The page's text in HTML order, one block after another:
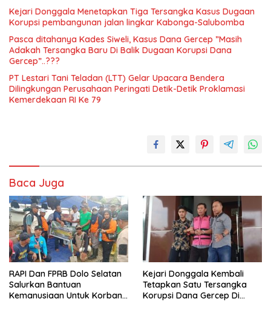
Kejari Donggala Menetapkan Tiga Tersangka Kasus Dugaan
Korupsi pembangunan jalan lingkar Kabonga-Salubomba
Pasca ditahanya Kades Siweli, Kasus Dana Gercep ”Masih
Adakah Tersangka Baru Di Balik Dugaan Korupsi Dana
Gercep”..???
PT Lestari Tani Teladan (LTT) Gelar Upacara Bendera
Dilingkungan Perusahaan Peringati Detik-Detik Proklamasi
Kemerdekaan RI Ke 79
Baca Juga
RAPI Dan FPRB Dolo Selatan
Salurkan Bantuan
Kemanusiaan Untuk Korban
Kejari Donggala Kembali
Tetapkan Satu Tersangka
Korupsi Dana Gercep Di